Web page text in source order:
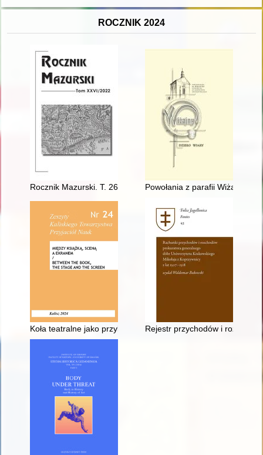
ROCZNIK 2024
Rocznik Mazurski. T. 26 (2022) Powołania z parafii Wiżajny
Koła teatralne jako przykład pracy społeczno-oświatowej na
Rejestr przychodów i